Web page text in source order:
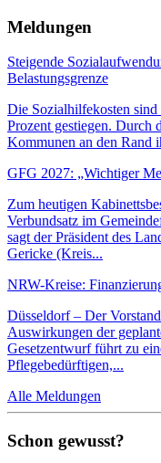
Meldungen
Steigende
Belastungsgrenze
Die Sozialhilfekosten sind
Prozent gestiegen. Durch
Kommunen an den Rand
GFG 2027: „Wichtiger
Zum heutigen
Verbundsatz im
sagt der Präsident des
Gericke (Kreis...
NRW-Kreise:
Düsseldorf – Der
Auswirkungen der
Gesetzentwurf führt zu
Pflegebedürftigen,...
Alle Meldungen
Schon gewusst?